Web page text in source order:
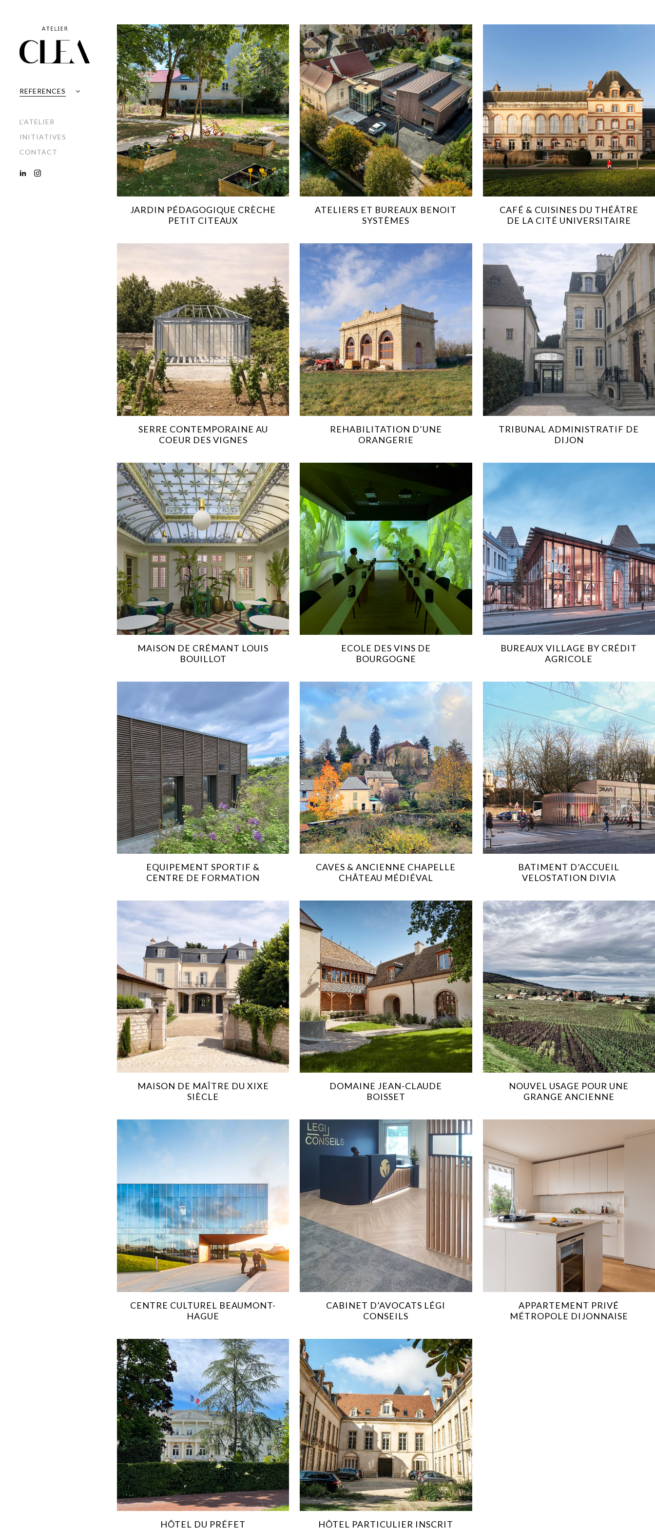
REFERENCES
SUIVI DE TRAVAUX
L’ATELIER
INITIATIVES
CONTACT
JARDIN PÉDAGOGIQUE CRÈCHE
PETIT CITEAUX
ATELIERS ET BUREAUX BENOIT
SYSTÈMES
CAFÉ & CUISINES DU THÉÂTRE
DE LA CITÉ UNIVERSITAIRE
SERRE CONTEMPORAINE AU
COEUR DES VIGNES
REHABILITATION D’UNE
ORANGERIE
TRIBUNAL ADMINISTRATIF DE
DIJON
MAISON DE CRÉMANT LOUIS
BOUILLOT
ECOLE DES VINS DE
BOURGOGNE
BUREAUX VILLAGE BY CRÉDIT
AGRICOLE
EQUIPEMENT SPORTIF &
CENTRE DE FORMATION
CAVES & ANCIENNE CHAPELLE
CHÂTEAU MÉDIÉVAL
BATIMENT D’ACCUEIL
VELOSTATION DIVIA
MAISON DE MAÎTRE DU XIXE
SIÈCLE
DOMAINE JEAN-CLAUDE
BOISSET
NOUVEL USAGE POUR UNE
GRANGE ANCIENNE
CENTRE CULTUREL BEAUMONT-
HAGUE
CABINET D’AVOCATS LÉGI
CONSEILS
APPARTEMENT PRIVÉ
MÉTROPOLE DIJONNAISE
HÔTEL DU PRÉFET HÔTEL PARTICULIER INSCRIT